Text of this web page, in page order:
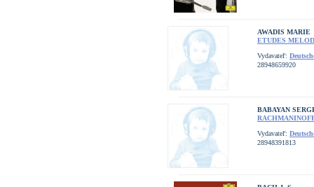
AWADIS MARIE
ETUDES
Vydavateľ:
28948659920
BABAYAN
Vydavateľ:
28948391813